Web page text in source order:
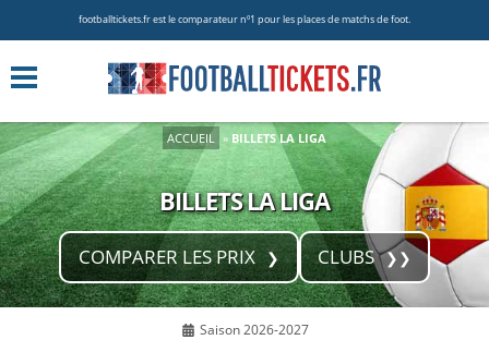
footballtickets.fr est le comparateur nº1 pour les places de matchs de foot.
ACCUEIL » BILLETS LA LIGA
BILLETS LA LIGA
COMPARER LES PRIX CLUBS
Saison 2026-2027